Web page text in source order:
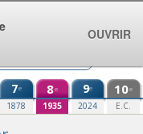
7e
1878
8e
1935
9e
2024
10e
E.C.
OUVRIR